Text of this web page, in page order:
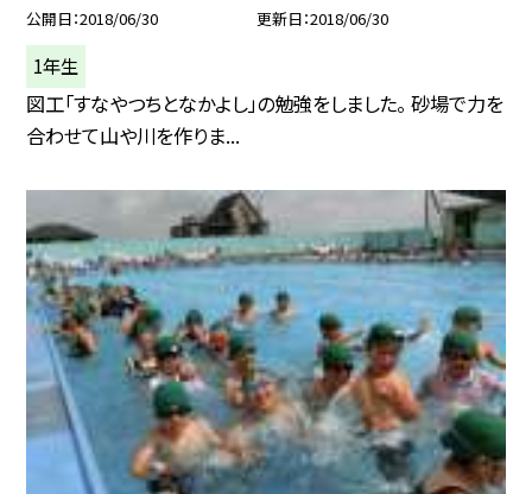
公開日 2018/06/30 更新日 2018/06/30
1年生
図工「すなやつちとなかよし」の勉強をしました。 砂場で力を
合わせて山や川を作りま...